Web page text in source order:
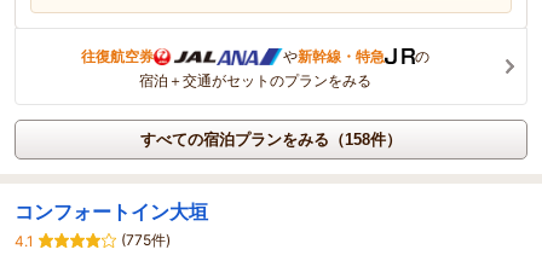
往復航空券 や新幹線・特急
の
宿泊＋交通がセットのプランをみる
すべての宿泊プランをみる（158件）
コンフォートイン大垣
4.1
(775件)